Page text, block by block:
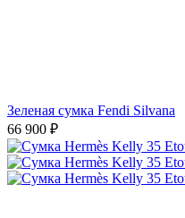
Зеленая сумка Fendi Silvana
66 900 ₽